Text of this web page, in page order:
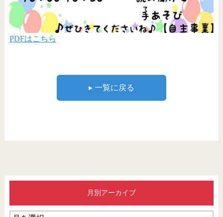
PDFはこちら
▸ 一覧に戻る
月別アーカイブ